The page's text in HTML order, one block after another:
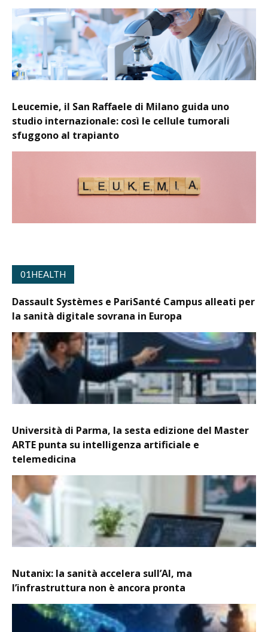
Leucemie, il San Raffaele di Milano guida uno
studio internazionale: così le cellule tumorali
sfuggono al trapianto
01HEALTH
Dassault Systèmes e PariSanté Campus alleati per
la sanità digitale sovrana in Europa
Università di Parma, la sesta edizione del Master
ARTE punta su intelligenza artificiale e
telemedicina
Nutanix: la sanità accelera sull’AI, ma
l’infrastruttura non è ancora pronta